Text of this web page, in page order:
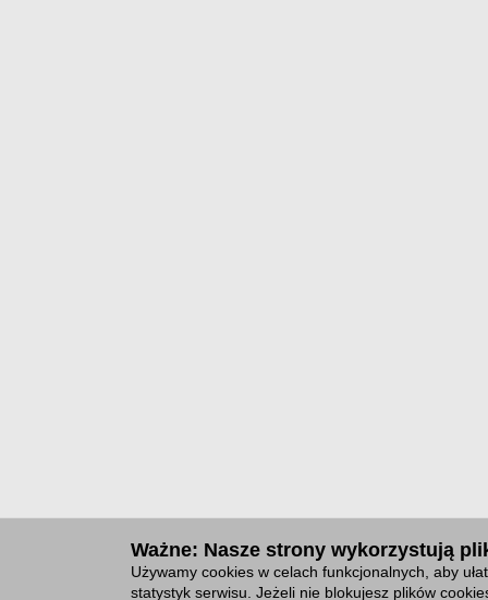
Ważne: Nasze strony wykorzystują
Używamy cookies w celach funkcjonalnych, aby
statystyk serwisu. Jeżeli nie blokujesz plików